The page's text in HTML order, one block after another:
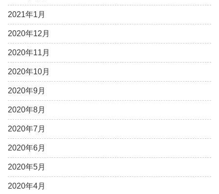
2021年1月
2020年12月
2020年11月
2020年10月
2020年9月
2020年8月
2020年7月
2020年6月
2020年5月
2020年4月